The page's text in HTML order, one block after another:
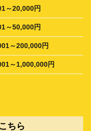
～20,000円
～50,000円
～200,000円
～1,000,000円
ちら